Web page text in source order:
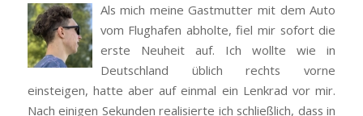
Als mich meine Gastmutter mit dem Auto
vom Flughafen abholte, fiel mir sofort die
erste Neuheit auf. Ich wollte wie in
Deutschland üblich rechts vorne
einsteigen, hatte aber auf einmal ein Lenkrad vor mir.
Nach einigen Sekunden realisierte ich schließlich, dass in